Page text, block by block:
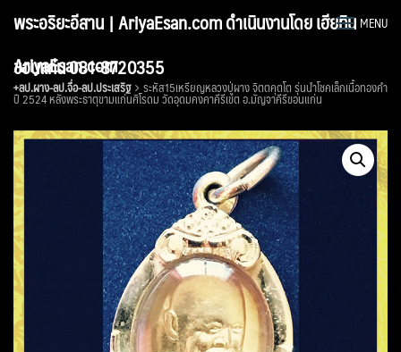
พระอริยะอีสาน | AriyaEsan.com ดำเนินงานโดย เฮียทิน
ขอนแก่น 081-8720355
MENU
AriyaEsan.com
+ลป.ผาง-ลป.จื่อ-ลป.ประเสริฐ ระหัส15เหรียญหลวงปู่ผาง จิตตคุตโต รุ่นนำโชคเล็กเนื้อทองคำ
ปี 2524 หลังพระธาตุขามแก่นศิโรดม วัดอุดมคงคาคีรีเขต อ.มัญจาคีรีขอนแก่น